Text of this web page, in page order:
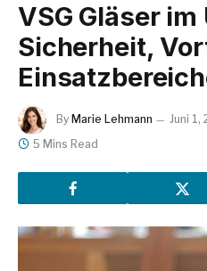
VSG Gläser
Sicherheit,
By Marie Lehmann Juni 1,
5 Mins Read